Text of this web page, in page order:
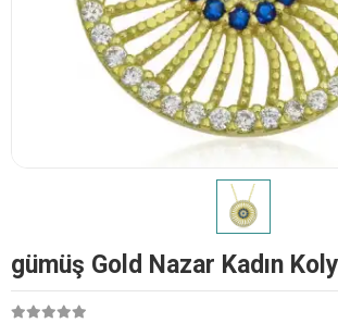
​gümüş Gold Nazar Kadın